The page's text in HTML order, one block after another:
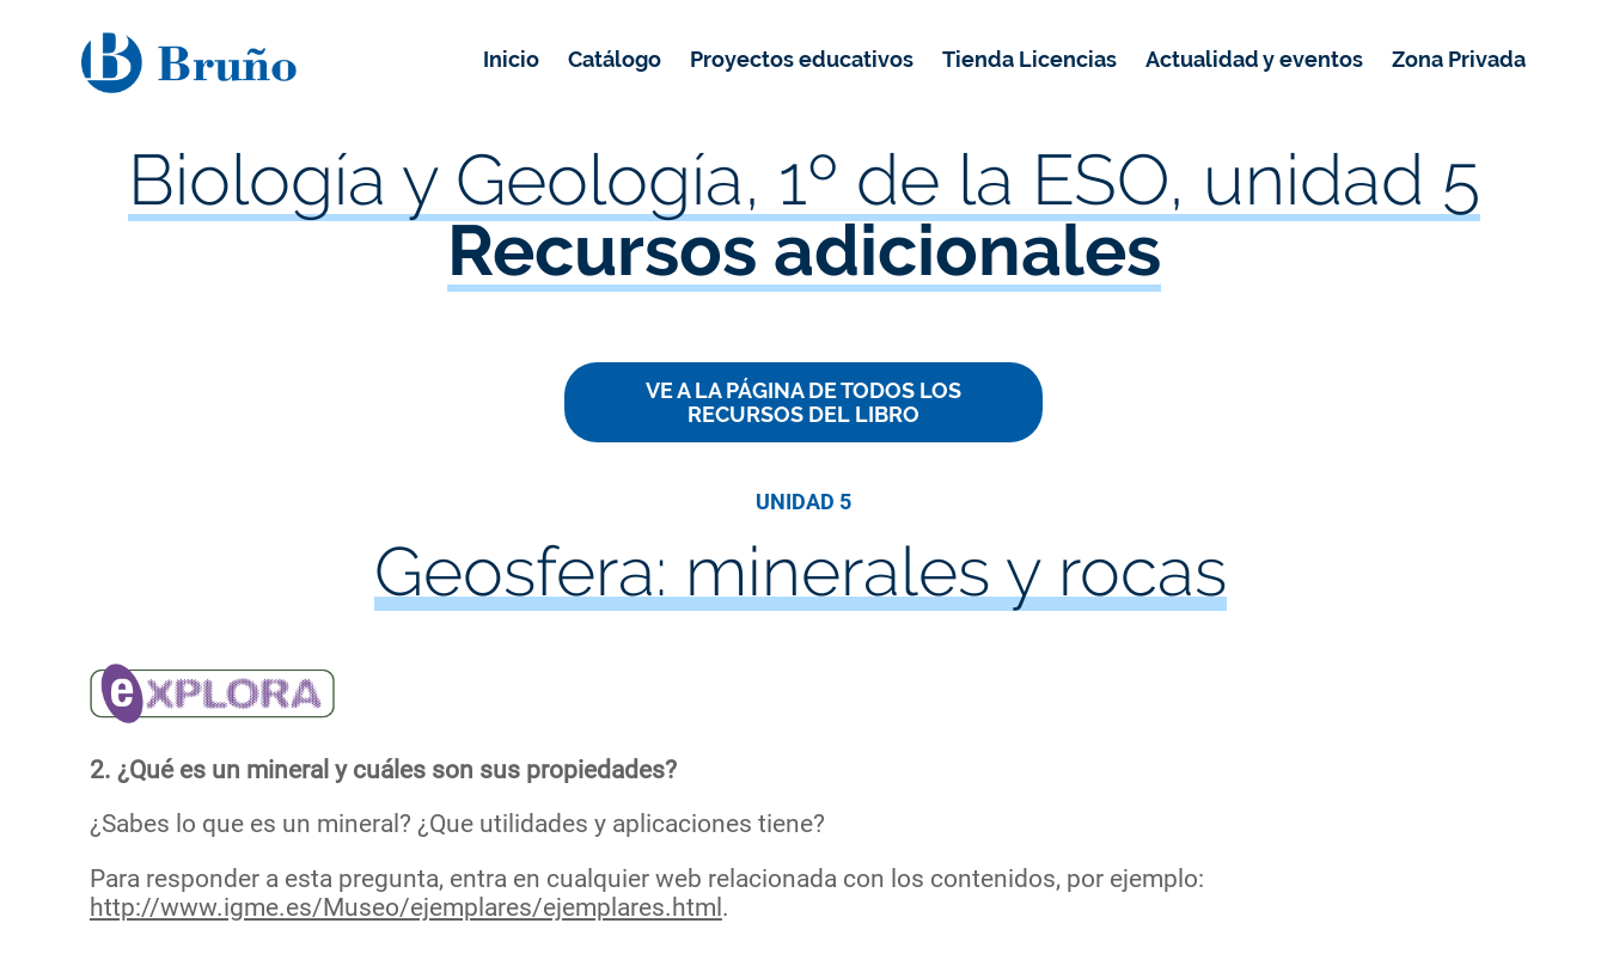
Inicio Catálogo Proyectos educativos Tienda Licencias Actualidad y eventos Zona Privada
Biología y Geología, 1º de la ESO, unidad 5
Recursos adicionales
VE A LA PÁGINA DE TODOS LOS
RECURSOS DEL LIBRO
UNIDAD 5
Geosfera: minerales y rocas
2. ¿Qué es un mineral y cuáles son sus propiedades?
¿Sabes lo que es un mineral? ¿Que utilidades y aplicaciones tiene?
Para responder a esta pregunta, entra en cualquier web relacionada con los contenidos, por ejemplo:
http://www.igme.es/Museo/ejemplares/ejemplares.html.